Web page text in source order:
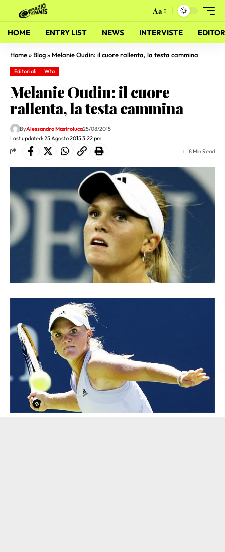
Aa
HOME ENTRY LIST NEWS INTERVISTE
Home» Blog» Melanie Oudin: il cuore rallenta, la testa cammina
Editoriali Wta
Melanie Oudin: il cuore
rallenta, la testa cammina
Last updated: 25 Agosto 2015 3:22 pm
ByAlessandro Mastroluca25/08/2015
8 Min Read